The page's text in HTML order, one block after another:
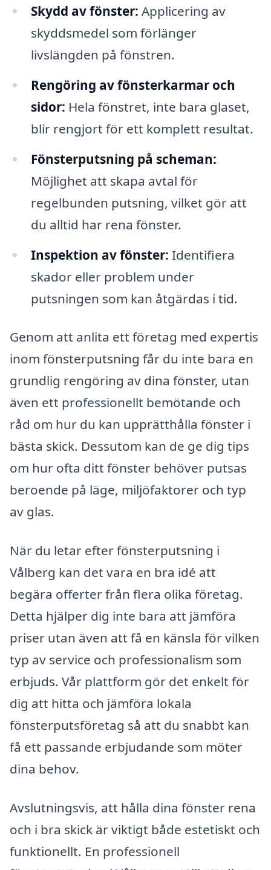
Skydd av fönster: Applicering av
skyddsmedel som förlänger
livslängden på fönstren.
Rengöring av fönsterkarmar och
sidor: Hela fönstret, inte bara glaset,
blir rengjort för ett komplett resultat.
Fönsterputsning på scheman:
Möjlighet att skapa avtal för
regelbunden putsning, vilket gör att
du alltid har rena fönster.
Inspektion av fönster: Identifiera
skador eller problem under
putsningen som kan åtgärdas i tid.
Genom att anlita ett företag med expertis
inom fönsterputsning får du inte bara en
grundlig rengöring av dina fönster, utan
även ett professionellt bemötande och
råd om hur du kan upprätthålla fönster i
bästa skick. Dessutom kan de ge dig tips
om hur ofta ditt fönster behöver putsas
beroende på läge, miljöfaktorer och typ
av glas.
När du letar efter fönsterputsning i
Vålberg kan det vara en bra idé att
begära offerter från flera olika företag.
Detta hjälper dig inte bara att jämföra
priser utan även att få en känsla för vilken
typ av service och professionalism som
erbjuds. Vår plattform gör det enkelt för
dig att hitta och jämföra lokala
fönsterputsföretag så att du snabbt kan
få ett passande erbjudande som möter
dina behov.
Avslutningsvis, att hålla dina fönster rena
och i bra skick är viktigt både estetiskt och
funktionellt. En professionell